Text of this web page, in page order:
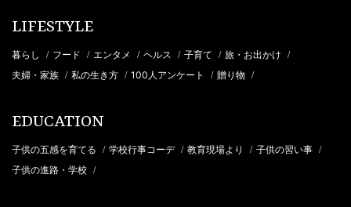
LIFESTYLE
暮らし / フード / エンタメ / ヘルス / 子育て / 旅・お出かけ /
夫婦・家族 / 私の生き方 / 100人アンケート / 贈り物 /
EDUCATION
子供の五感を育てる / 学校行事コーデ / 教育現場より / 子供の習い事 /
子供の進路・学校 /